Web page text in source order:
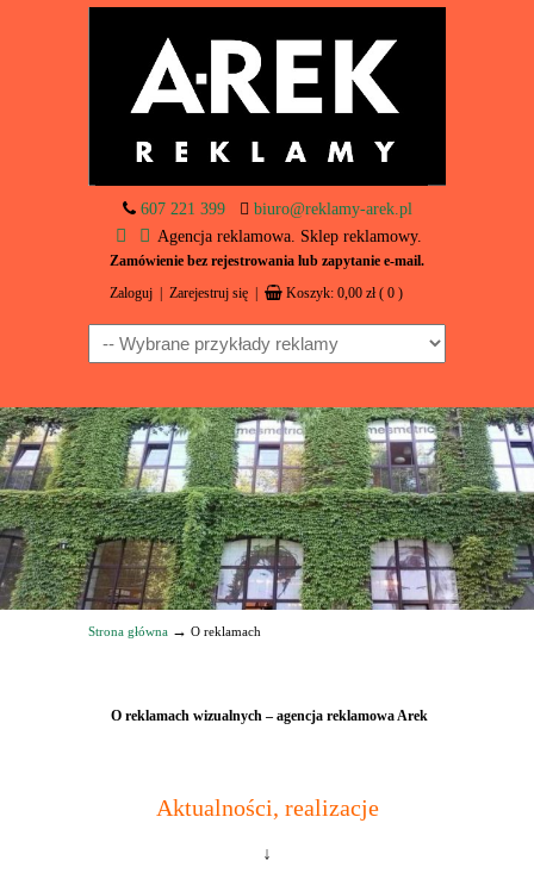
607 221 399
biuro@reklamy-arek.pl
Agencja reklamowa. Sklep reklamowy.
Zamówienie bez rejestrowania lub zapytanie e-mail.
Zaloguj Zarejestruj się Koszyk: 0,00 zł ( 0 )
Navigation
Strona główna → O reklamach
O reklamach wizualnych – agencja reklamowa Arek
Aktualności, realizacje
↓